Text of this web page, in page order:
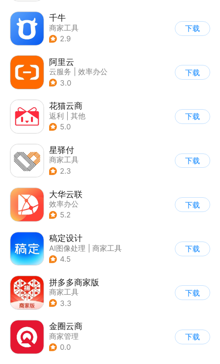
千牛
商家工具
2.9
下载
阿里云
云服务
效率办公
3.0
下载
花猫云商
返利
其他
5.0
下载
星驿付
商家工具
2.3
下载
大华云联
效率办公
5.2
下载
稿定设计
AI图像处理
商家工具
4.5
下载
拼多多商家版
商家工具
3.3
下载
金圈云商
商家管理
0.0
下载